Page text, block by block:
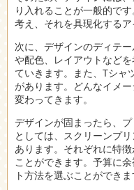
り入れることが一般的で
考え、それを具現化するア
次に、デザインのディテ
や配色、レイアウトなど
ていきます。また、Tシャ
があります。どんなイメ
変わってきます。
デザインが固まったら、
としては、スクリーンプ
あります。それぞれに特
ことができます。予算に
ト方法を選ぶことができま